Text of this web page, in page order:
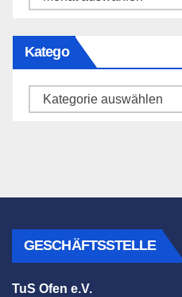
Katego
Katego
GESCHÄFTSSTELLE
TuS Ofen e.V.